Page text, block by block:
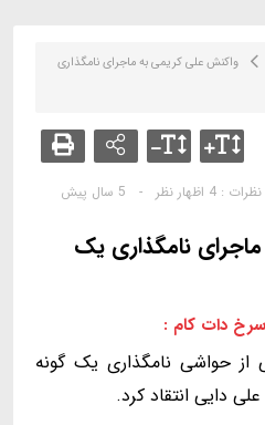
واکنش علی کریمی به ماجرای نامگذاری
نظرات : 4 اظهار نظر - 5 سال پیش
نامگذاری یک
دات کام :
از حواشی نامگذاری یک گونه
دایی انتقاد کرد.